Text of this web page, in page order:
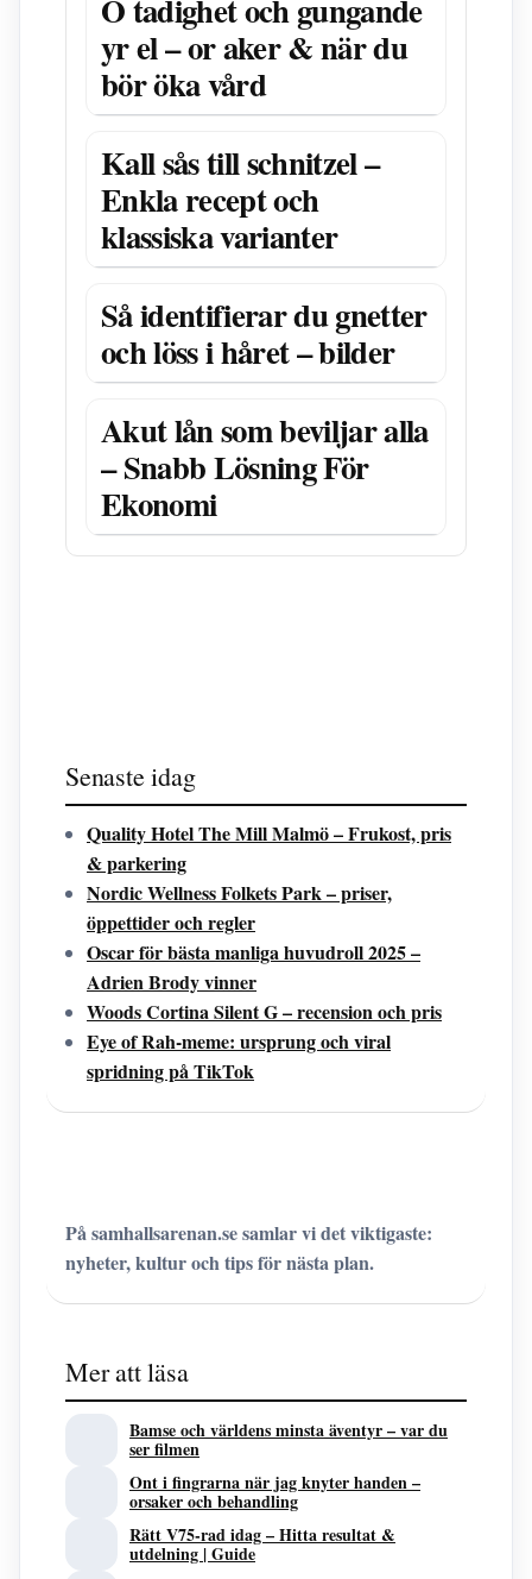
O tadighet och gungande
yr el – or aker & när du
bör öka vård
Kall sås till schnitzel –
Enkla recept och
klassiska varianter
Så identifierar du gnetter
och löss i håret – bilder
Akut lån som beviljar alla
– Snabb Lösning För
Ekonomi
Senaste idag
Quality Hotel The Mill Malmö – Frukost, pris
& parkering
Nordic Wellness Folkets Park – priser,
öppettider och regler
Oscar för bästa manliga huvudroll 2025 –
Adrien Brody vinner
Woods Cortina Silent G – recension och pris
Eye of Rah-meme: ursprung och viral
spridning på TikTok
På samhallsarenan.se samlar vi det viktigaste:
nyheter, kultur och tips för nästa plan.
Mer att läsa
Bamse och världens minsta äventyr – var du
ser filmen
Ont i fingrarna när jag knyter handen –
orsaker och behandling
Rätt V75-rad idag – Hitta resultat &
utdelning | Guide